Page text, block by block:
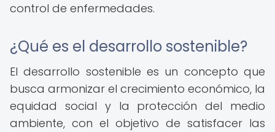
control de enfermedades.
¿Qué es el desarrollo sostenible?
El desarrollo sostenible es un concepto que
busca armonizar el crecimiento económico, la
equidad social y la protección del medio
ambiente, con el objetivo de satisfacer las